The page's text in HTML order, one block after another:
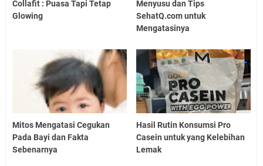
Collafit : Puasa Tapi Tetap
Glowing
Menyusu dan Tips
SehatQ.com untuk
Mengatasinya
Mitos Mengatasi Cegukan
Pada Bayi dan Fakta
Sebenarnya
Hasil Rutin Konsumsi Pro
Casein untuk yang Kelebihan
Lemak